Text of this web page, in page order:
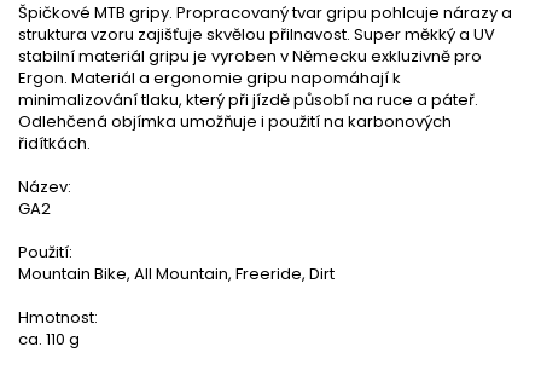
Špičkové MTB gripy. Propracovaný tvar gripu pohlcuje nárazy a
struktura vzoru zajišťuje skvělou přilnavost. Super měkký a UV
stabilní materiál gripu je vyroben v Německu exkluzivně pro
Ergon. Materiál a ergonomie gripu napomáhají k
minimalizování tlaku, který při jízdě působí na ruce a páteř.
Odlehčená objímka umožňuje i použití na karbonových
řidítkách.
Název:
GA2
Použití:
Mountain Bike, All Mountain, Freeride, Dirt
Hmotnost:
ca. 110 g